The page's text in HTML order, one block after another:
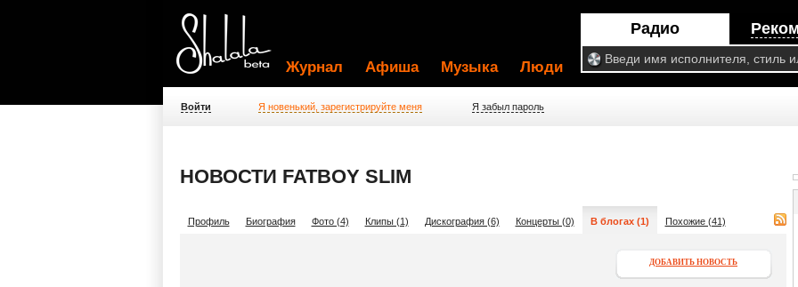
Радио
Журнал Афиша Музыка Люди
Войти Я новенький, зарегистрируйте меня Я забыл пароль
НОВОСТИ FATBOY SLIM
Профиль Биография Фото (4) Клипы (1) Дискография (6) Концерты (0) В блогах (1) Похожие (41)
ДОБАВИТЬ НОВОСТЬ